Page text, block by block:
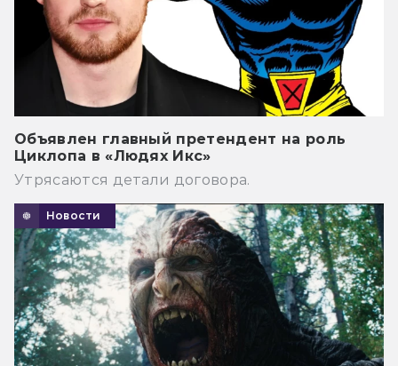
Объявлен главный претендент на роль
Циклопа в «Людях Икс»
Утрясаются детали договора.
Новости